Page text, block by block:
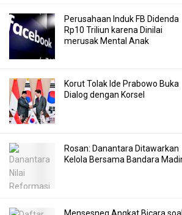
Perusahaan Induk FB Didenda
Rp10 Triliun karena Dinilai
merusak Mental Anak
Korut Tolak Ide Prabowo Buka
Dialog dengan Korsel
Rosan: Danantara Ditawarkan
Kelola Bersama Bandara